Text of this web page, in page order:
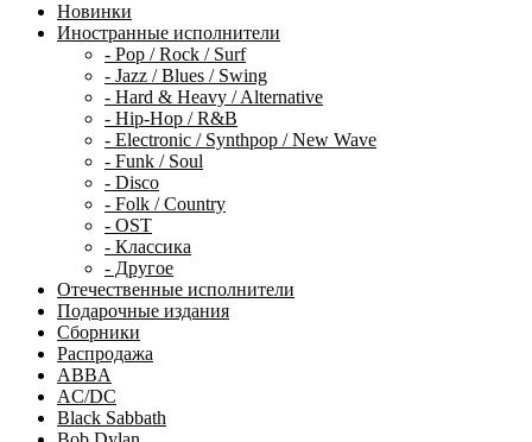
Новинки
Иностранные исполнители
- Pop / Rock / Surf
- Jazz / Blues / Swing
- Hard & Heavy / Alternative
- Hip-Hop / R&B
- Electronic / Synthpop / New Wave
- Funk / Soul
- Disco
- Folk / Country
- OST
- Классика
- Другое
Отечественные исполнители
Подарочные издания
Сборники
Распродажа
ABBA
AC/DC
Black Sabbath